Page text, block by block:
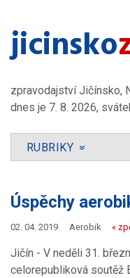
jicinsko​
zpravodajství Jičínsko,
dnes je 7. 8. 2026,
RUBRIKY »
Úspěchy
02. 04. 2019 Aerobik «
Jičín - V neděli 31.
celorepubliková soutěž